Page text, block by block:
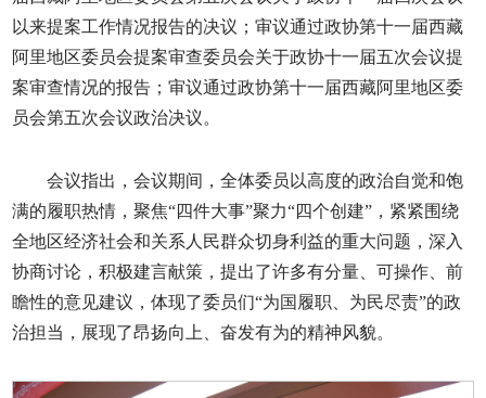
以来提案工作情况报告的决议；审议通过政协第十一届西藏
阿里地区委员会提案审查委员会关于政协十一届五次会议提
案审查情况的报告；审议通过政协第十一届西藏阿里地区委
员会第五次会议政治决议。
会议指出，会议期间，全体委员以高度的政治自觉和饱
满的履职热情，聚焦“四件大事”聚力“四个创建”，紧紧围绕
全地区经济社会和关系人民群众切身利益的重大问题，深入
协商讨论，积极建言献策，提出了许多有分量、可操作、前
瞻性的意见建议，体现了委员们“为国履职、为民尽责”的政
治担当，展现了昂扬向上、奋发有为的精神风貌。